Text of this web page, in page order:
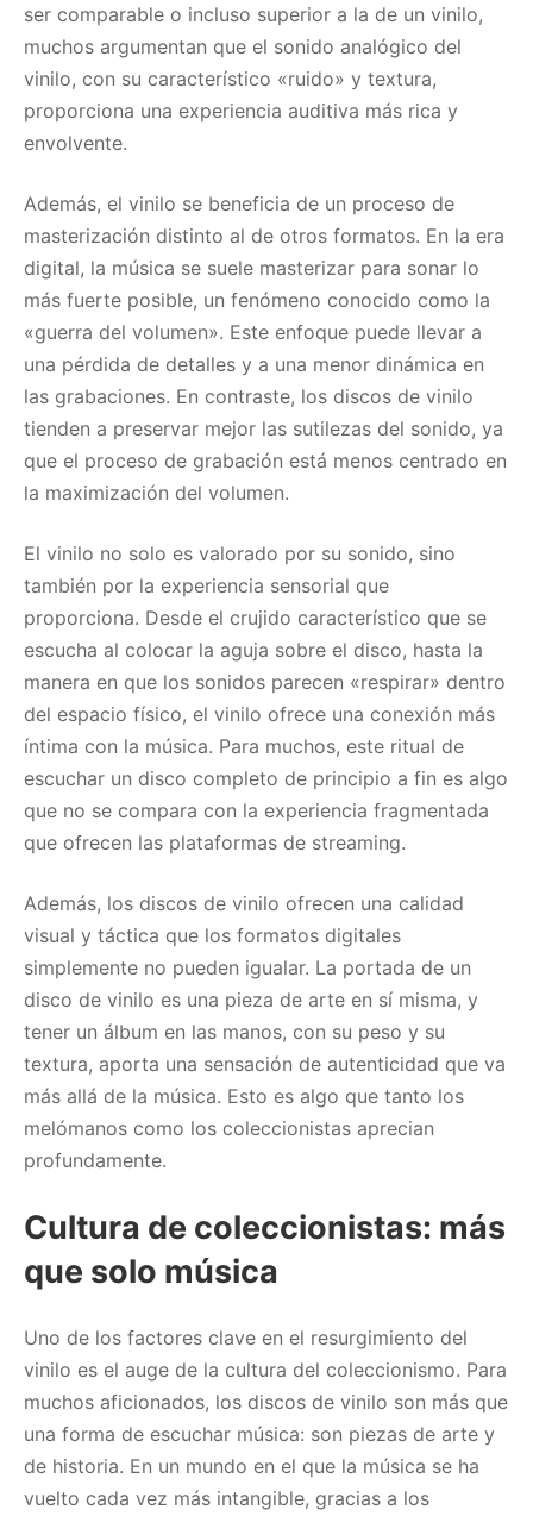
ser comparable o incluso superior a la de un vinilo,
muchos argumentan que el sonido analógico del
vinilo, con su característico «ruido» y textura,
proporciona una experiencia auditiva más rica y
envolvente.
Además, el vinilo se beneficia de un proceso de
masterización distinto al de otros formatos. En la era
digital, la música se suele masterizar para sonar lo
más fuerte posible, un fenómeno conocido como la
«guerra del volumen». Este enfoque puede llevar a
una pérdida de detalles y a una menor dinámica en
las grabaciones. En contraste, los discos de vinilo
tienden a preservar mejor las sutilezas del sonido, ya
que el proceso de grabación está menos centrado en
la maximización del volumen.
El vinilo no solo es valorado por su sonido, sino
también por la experiencia sensorial que
proporciona. Desde el crujido característico que se
escucha al colocar la aguja sobre el disco, hasta la
manera en que los sonidos parecen «respirar» dentro
del espacio físico, el vinilo ofrece una conexión más
íntima con la música. Para muchos, este ritual de
escuchar un disco completo de principio a fin es algo
que no se compara con la experiencia fragmentada
que ofrecen las plataformas de streaming.
Además, los discos de vinilo ofrecen una calidad
visual y táctica que los formatos digitales
simplemente no pueden igualar. La portada de un
disco de vinilo es una pieza de arte en sí misma, y
tener un álbum en las manos, con su peso y su
textura, aporta una sensación de autenticidad que va
más allá de la música. Esto es algo que tanto los
melómanos como los coleccionistas aprecian
profundamente.
Cultura de coleccionistas: más
que solo música
Uno de los factores clave en el resurgimiento del
vinilo es el auge de la cultura del coleccionismo. Para
muchos aficionados, los discos de vinilo son más que
una forma de escuchar música: son piezas de arte y
de historia. En un mundo en el que la música se ha
vuelto cada vez más intangible, gracias a los